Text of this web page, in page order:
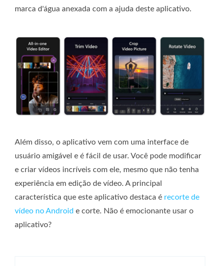
marca d'água anexada com a ajuda deste aplicativo.
Além disso, o aplicativo vem com uma interface de
usuário amigável e é fácil de usar. Você pode modificar
e criar vídeos incríveis com ele, mesmo que não tenha
experiência em edição de vídeo. A principal
característica que este aplicativo destaca é recorte de
vídeo no Android e corte. Não é emocionante usar o
aplicativo?